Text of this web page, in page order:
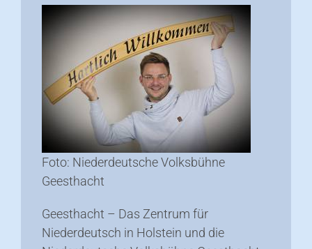
Foto: Niederdeutsche Volksbühne
Geesthacht
Geesthacht – Das Zentrum für
Niederdeutsch in Holstein und die